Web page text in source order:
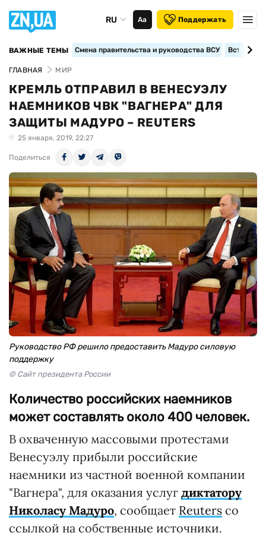
RU Аа Поддержать
ВАЖНЫЕ ТЕМЫ Смена правительства и руководства ВСУ
ГЛАВНАЯ МИР
КРЕМЛЬ ОТПРАВИЛ В ВЕНЕСУЭЛУ
НАЕМНИКОВ ЧВК "ВАГНЕРА" ДЛЯ
ЗАЩИТЫ МАДУРО – REUTERS
25 января, 2019, 22:27
Поделиться
Руководство РФ решило предоставить Мадуро силовую
поддержку
© Сайт президента России
Количество российских наемников
может составлять около 400 человек.
В охваченную массовыми протестами
Венесуэлу прибыли российские
наемники из частной военной компании
"Вагнера", для оказания услуг диктатору
Николасу Мадуро, сообщает Reuters со
ссылкой на собственные источники.